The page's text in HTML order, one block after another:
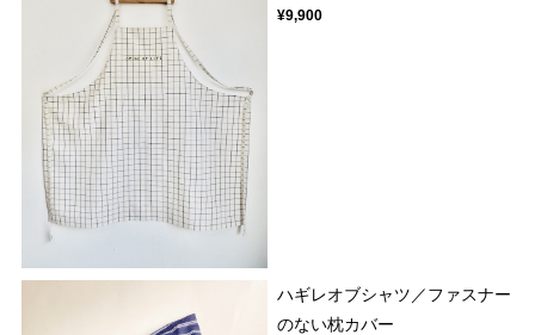
¥9,900
ハギレオブシャツ／ファスナー
のない枕カバー